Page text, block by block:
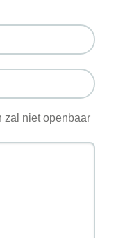
zal niet openbaar